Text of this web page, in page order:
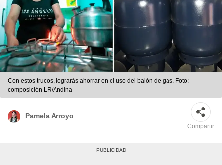
Con estos trucos, lograrás ahorrar en el uso del balón de gas. Foto:
composición LR/Andina
Pamela Arroyo
Compartir